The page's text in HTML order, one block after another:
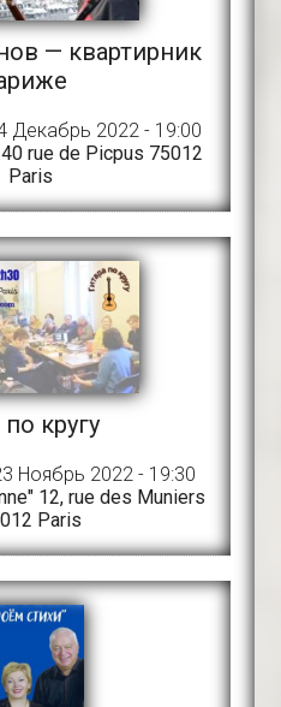
— квартирник
Декабрь 2022 - 19:00
rue de Picpus 75012
Paris
по кругу
Ноябрь 2022 - 19:30
12, rue des Muniers
Paris